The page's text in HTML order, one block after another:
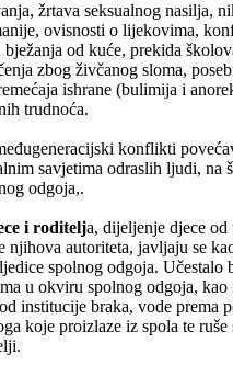
žrtava seksualnog nasilja,
ovisnosti o lijekovima,
od kuće, prekida
zbog živčanog sloma,
ishrane (bulimija i
trudnoća.
konflikti
savjetima odraslih ljudi, na
odgoja,.
i roditelja, dijeljenje djece od
njihova autoriteta, javljaju se
spolnog odgoja. Učestalo
u okviru spolnog odgoja,
institucije braka, vode prema
koje proizlaze iz spola te ruše